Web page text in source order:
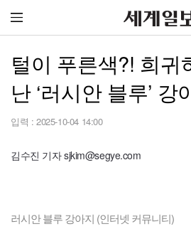
털이 푸른색?! 희귀
난 ‘러시안 블루’ 강
입력 : 2025-10-04 14:00
김수진 기자 sjkim@segye.com
러시안 블루 강아지 (인터넷 커뮤니티)